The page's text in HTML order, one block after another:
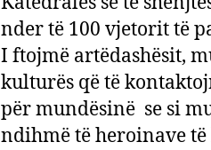
nder të 100 vjetorit të
I ftojmë artëdashësit,
kulturës që të
për mundësinë se si
ndihmë të heroinave